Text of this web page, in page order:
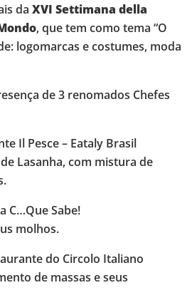
da XVI Settimana della
, que tem como tema “O
logomarcas e costumes, moda
de 3 renomados Chefes
Il Pesce – Eataly Brasil
Lasanha, com mistura de
C…Que Sabe!
molhos.
do Circolo Italiano
de massas e seus